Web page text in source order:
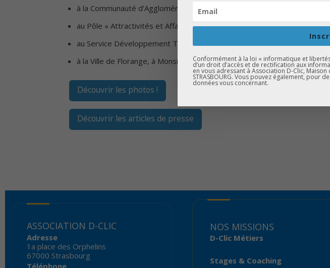
à la Communauté d’Agglomération du Val de Fensch,
au Pôle « Attractivités et Affaires Économiques » du Val de Fensch,
au Service Développement Territorial du Grand Est,
à la Ville de Florange, à Monsieur le Maire Rémy Dick et à toute son
Découvrir les photos !
Découvrir les articles de presse
ASSOCIATION D-CLIC
Adresse
1a place des Orphelins
67000 Strasbourg
Téléphone
NOS MISSIONS
D-Clic Métiers
Stages & Coaching
Conformément à la loi « informatique et
d’un droit d’accès et de rectification aux
en vous adressant à Association D-Clic,
STRASBOURG. Vous pouvez également, pour
données vous concernant.